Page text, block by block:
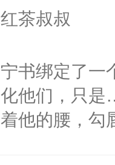
红茶叔叔
宁书绑定了一
化他们，只是
着他的腰，勾